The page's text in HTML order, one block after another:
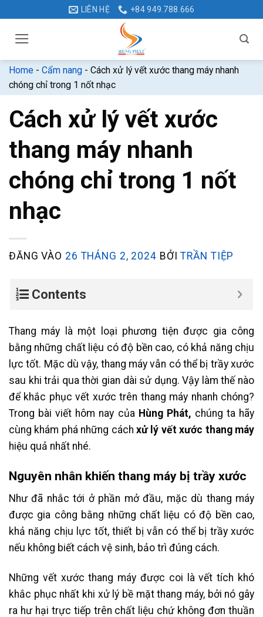
dung
LIÊN HỆ +84 949.788.666
Home - Cẩm nang - Cách xử lý vết xước thang máy nhanh
chóng chỉ trong 1 nốt nhạc
Cách xử lý vết xước
thang máy nhanh
chóng chỉ trong 1 nốt
nhạc
ĐĂNG VÀO 26 THÁNG 2, 2024 BỞITRẦN TIỆP
Contents
Thang máy là một loại phương tiện được gia công
bằng những chất liệu có độ bền cao, có khả năng chịu
lực tốt. Mặc dù vậy, thang máy vẫn có thể bị trầy xước
sau khi trải qua thời gian dài sử dụng. Vậy làm thế nào
để khắc phục vết xước trên thang máy nhanh chóng?
Trong bài viết hôm nay của Hùng Phát, chúng ta hãy
cùng khám phá những cách xử lý vết xước thang máy
hiệu quả nhất nhé.
Nguyên nhân khiến thang máy bị trầy xước
Như đã nhắc tới ở phần mở đầu, mặc dù thang máy
được gia công bằng những chất liệu có độ bền cao,
khả năng chịu lực tốt, thiết bị vẫn có thể bị trầy xước
nếu không biết cách vệ sinh, bảo trì đúng cách.
Những vết xước thang máy được coi là vết tích khó
khắc phục nhất khi xử lý bề mặt thang máy, bởi nó gây
ra hư hại trực tiếp trên chất liệu chứ không đơn thuần